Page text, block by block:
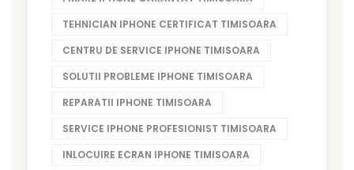
TEHNICIAN IPHONE CERTIFICAT TIMISOARA
CENTRU DE SERVICE IPHONE TIMISOARA
SOLUTII PROBLEME IPHONE TIMISOARA
REPARATII IPHONE TIMISOARA
SERVICE IPHONE PROFESIONIST TIMISOARA
INLOCUIRE ECRAN IPHONE TIMISOARA